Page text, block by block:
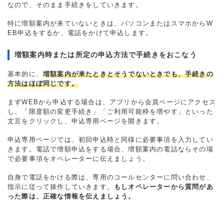
なので、そのまま手続きをしていきます。
特に増額案内が来ていないときは、パソコンまたはスマホからW
EB申込をするか、電話をかけて申込します。
増額案内時または所定の申込方法で手続きをおこなう
基本的に、 増額案内が来たときとそうでないときでも、手続きの
方法はほぼ同じです。
まずWEBから申込する場合は、アプリから会員ページにアクセス
し、「限度額の変更手続き」「ご利用可能枠を増やす」といった
文言をクリックし、申込専用ページを開きます。
申込専用ページでは、初回申込時と同様に必要事項を入力してい
きます。電話で増額申込をする場合、増額案内の電話ならその場
で必要事項をオペレーターに伝えましょう。
自身で電話をかける際は、専用のコールセンターに問い合わせ、
指示に従って操作していきます。
もしオペレーターから質問があ
った際は、正確な情報を伝えましょう。